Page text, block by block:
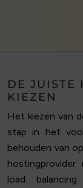
DE JUISTE
KIEZEN
Het kiezen van
stap in het
behouden van
hostingprovider
load